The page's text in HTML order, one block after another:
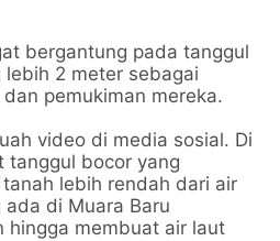
bergantung pada tanggul
2 meter sebagai
pemukiman mereka.
video di media sosial. Di
tanggul bocor yang
lebih rendah dari air
di Muara Baru
hingga membuat air laut